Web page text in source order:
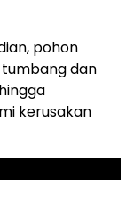
pohon
dan
kerusakan